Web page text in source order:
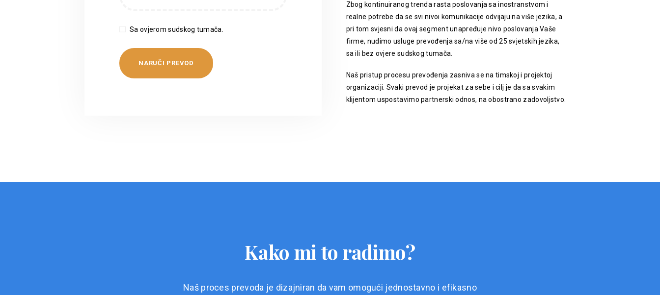
Sa ovjerom sudskog tumača.
Zbog kontinuiranog trenda rasta poslovanja sa inostranstvom i
realne potrebe da se svi nivoi komunikacije odvijaju na više jezika, a
pri tom svjesni da ovaj segment unapređuje nivo poslovanja Vaše
firme, nudimo usluge prevođenja sa/na više od 25 svjetskih jezika,
sa ili bez ovjere sudskog tumača.
Naš pristup procesu prevođenja zasniva se na timskoj i projektoj
organizaciji. Svaki prevod je projekat za sebe i cilj je da sa svakim
klijentom uspostavimo partnerski odnos, na obostrano zadovoljstvo.
Kako mi to radimo?
Naš proces prevoda je dizajniran da vam omogući jednostavno i efikasno